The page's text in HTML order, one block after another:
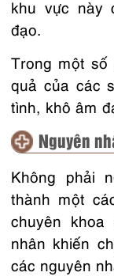
khu vực này
đạo.
Trong một
quả của các
tình, khô âm
Nguyên
Không phải
thành một
chuyên
nhân khiến
các nguyên